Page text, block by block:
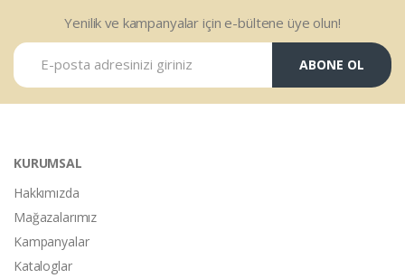
Yenilik ve kampanyalar için e-bültene üye olun!
ABONE OL
KURUMSAL
Hakkımızda
Mağazalarımız
Kampanyalar
Kataloglar